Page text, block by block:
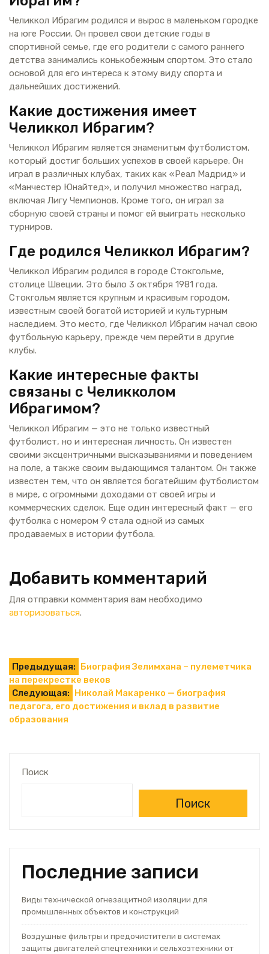
Челиккол Ибрагим родился и вырос в маленьком городке
на юге России. Он провел свои детские годы в
спортивной семье, где его родители с самого раннего
детства занимались конькобежным спортом. Это стало
основой для его интереса к этому виду спорта и
дальнейших достижений.
Какие достижения имеет
Челиккол Ибрагим?
Челиккол Ибрагим является знаменитым футболистом,
который достиг больших успехов в своей карьере. Он
играл в различных клубах, таких как «Реал Мадрид» и
«Манчестер Юнайтед», и получил множество наград,
включая Лигу Чемпионов. Кроме того, он играл за
сборную своей страны и помог ей выиграть несколько
турниров.
Где родился Челиккол Ибрагим?
Челиккол Ибрагим родился в городе Стокгольме,
столице Швеции. Это было 3 октября 1981 года.
Стокгольм является крупным и красивым городом,
известным своей богатой историей и культурным
наследием. Это место, где Челиккол Ибрагим начал свою
футбольную карьеру, прежде чем перейти в другие
клубы.
Какие интересные факты
связаны с Челикколом
Ибрагимом?
Челиккол Ибрагим — это не только известный
футболист, но и интересная личность. Он известен
своими эксцентричными высказываниями и поведением
на поле, а также своим выдающимся талантом. Он также
известен тем, что он является богатейшим футболистом
в мире, с огромными доходами от своей игры и
коммерческих сделок. Еще один интересный факт — его
футболка с номером 9 стала одной из самых
продаваемых в истории футбола.
Добавить комментарий
Для отправки комментария вам необходимо
авторизоваться.
Навигация
по
записям
Предыдущая: Биография Зелимхана – пулеметчика
на перекрестке веков
Следующая: Николай Макаренко — биография
педагога, его достижения и вклад в развитие
образования
Поиск
Поиск
Последние записи
Виды технической огнезащитной изоляции для
промышленных объектов и конструкций
Воздушные фильтры и предочистители в системах
защиты двигателей спецтехники и сельхозтехники от